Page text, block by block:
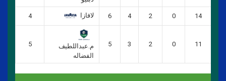
4 لافازا 6 4 2 0 14
5
م.عبداللطيف
الفضاله
5 3 2 0 11